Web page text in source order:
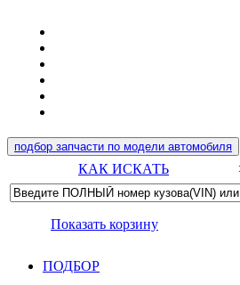
подбор запчасти по модели автомобиля
КАК ИСКАТЬ
Показать корзину
ПОДБОР